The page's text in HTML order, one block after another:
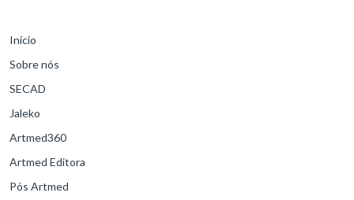
Início
Sobre nós
SECAD
Jaleko
Artmed360
Artmed Editora
Pós Artmed